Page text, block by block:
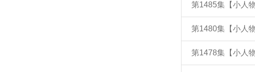
第1485集【小人
第1480集【小人
第1478集【小人